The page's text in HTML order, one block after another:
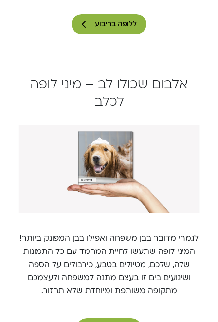
ללופה בריבוע
אלבום שכולו לב – מיני לופה
לכלב
לגמרי מדובר בבן משפחה ואפילו בבן המפונק ביותר!
המיני לופה שתעשו לחיית המחמד עם כל התמונות
שלה, שלכם, מטיולים בטבע, כירבולים על הספה
ושיגועים בים זו בעצם מתנה למשפחה ולעצמכם
מתקופה משותפת ומיוחדת שלא תחזור.